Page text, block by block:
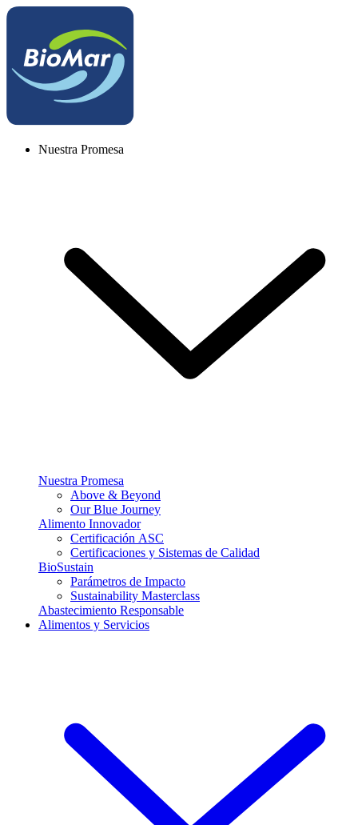
Nuestra Promesa
Nuestra Promesa
Above & Beyond
Our Blue Journey
Alimento Innovador
Certificación ASC
Certificaciones y Sistemas de Calidad
BioSustain
Parámetros de Impacto
Sustainability Masterclass
Abastecimiento Responsable
Alimentos y Servicios